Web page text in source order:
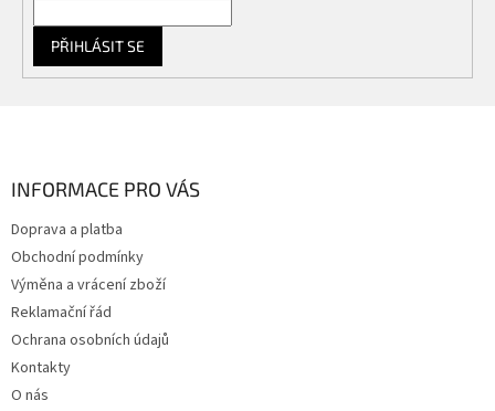
PŘIHLÁSIT SE
INFORMACE PRO VÁS
Doprava a platba
Obchodní podmínky
Výměna a vrácení zboží
Reklamační řád
Ochrana osobních údajů
Kontakty
O nás